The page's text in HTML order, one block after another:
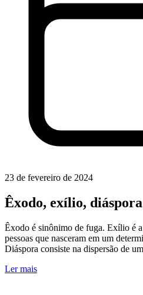
23 de fevereiro de 2024
Êxodo, exílio, diáspora
Êxodo é sinônimo de fuga. Exílio é
pessoas que nasceram em um
Diáspora consiste na dispersão de
Ler mais